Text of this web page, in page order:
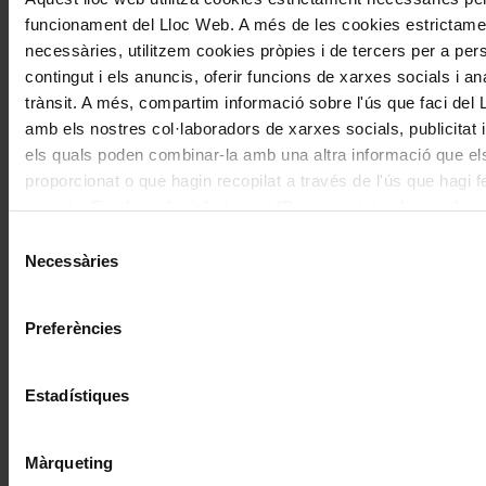
funcionament del Lloc Web. A més de les cookies
necessàries, utilitzem cookies pròpies i de tercers per a
contingut i els anuncis, oferir funcions de xarxes socials i
trànsit. A més, compartim informació sobre l'ús que faci del
amb els nostres col·laboradors de xarxes socials, publicitat
els quals poden combinar-la amb una altra informació que
proporcionat o que hagin recopilat a través de l'ús que hagi
"Permetre la selecció". Si vol més informació visiti la nostra
Necessàries
Preferències
Estadístiques
Màrqueting
Temporades i festivals
El Sant Pau Festival presenta una
segona edició formada per sis
concerts al Palau de la Música i el